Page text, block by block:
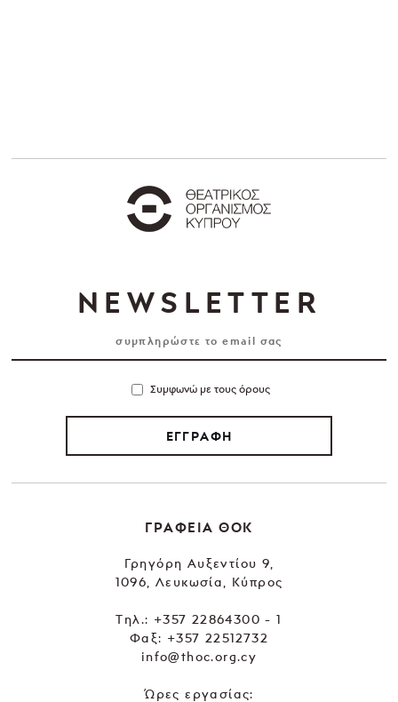
NEWSLETTER
Συμφωνώ με τους όρους
ΕΓΓΡΑΦΗ
ΓΡΑΦΕΙΑ ΘΟΚ
Γρηγόρη Αυξεντίου 9,
1096, Λευκωσία, Κύπρος
Tηλ.: +357 22864300 - 1
Φαξ: +357 22512732
info@thoc.org.cy
Ώρες εργασίας: